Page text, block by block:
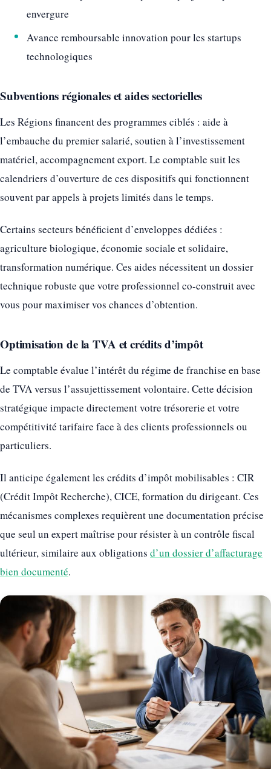
envergure
Avance remboursable innovation pour les startups
technologiques
Subventions régionales et aides sectorielles
Les Régions financent des programmes ciblés : aide à
l’embauche du premier salarié, soutien à l’investissement
matériel, accompagnement export. Le comptable suit les
calendriers d’ouverture de ces dispositifs qui fonctionnent
souvent par appels à projets limités dans le temps.
Certains secteurs bénéficient d’enveloppes dédiées :
agriculture biologique, économie sociale et solidaire,
transformation numérique. Ces aides nécessitent un dossier
technique robuste que votre professionnel co-construit avec
vous pour maximiser vos chances d’obtention.
Optimisation de la TVA et crédits d’impôt
Le comptable évalue l’intérêt du régime de franchise en base
de TVA versus l’assujettissement volontaire. Cette décision
stratégique impacte directement votre trésorerie et votre
compétitivité tarifaire face à des clients professionnels ou
particuliers.
Il anticipe également les crédits d’impôt mobilisables : CIR
(Crédit Impôt Recherche), CICE, formation du dirigeant. Ces
mécanismes complexes requièrent une documentation précise
que seul un expert maîtrise pour résister à un contrôle fiscal
ultérieur, similaire aux obligations d’un dossier d’affacturage
bien documenté.